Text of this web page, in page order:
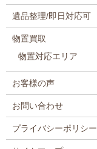
遺品整理/即日対応可
物置買取
物置対応エリア
お客様の声
お問い合わせ
プライバシーポリシー